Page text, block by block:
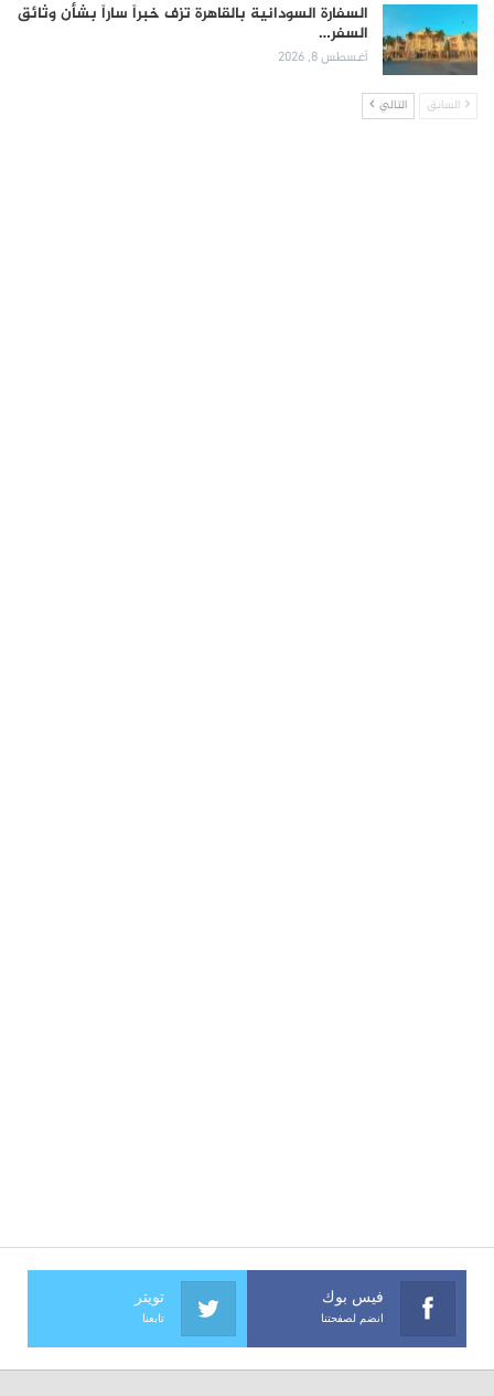
السفارة السودانية بالقاهرة تزف خبراً ساراً بشأن وثائق
السفر…
أغسطس 8, 2026
السابق التالي
فيس بوك
انضم لصفحتنا
تويتر
تابعنا